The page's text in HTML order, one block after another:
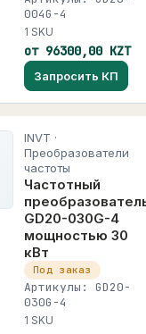
004G-4
1 SKU
от 96300,00 KZT
Запросить КП
INVT ·
Преобразователи
частоты
Частотный
GD20-030G-4
мощностью 30
кВт
Под заказ
Артикулы: GD20-
030G-4
1 SKU